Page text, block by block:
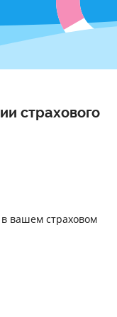
страхового
вашем страховом